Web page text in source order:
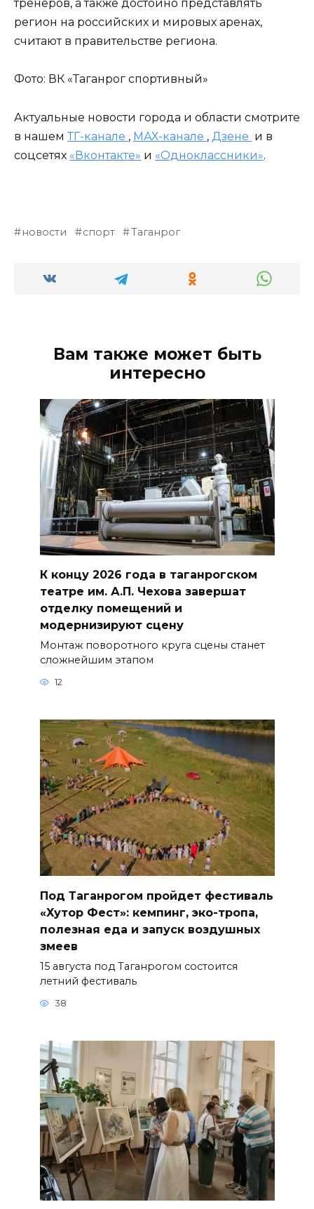
тренеров, а также достойно представлять
регион на российских и мировых аренах,
считают в правительстве региона.
Фото: ВК «Таганрог спортивный»
Актуальные новости города и области смотрите
в нашем ТГ-канале , МАХ-канале , Дзене и в
соцсетях «Вконтакте» и «Одноклассники».
новости спорт Таганрог
Вам также может быть
интересно
К концу 2026 года в таганрогском
театре им. А.П. Чехова завершат
отделку помещений и
модернизируют сцену
Монтаж поворотного круга сцены станет
сложнейшим этапом
12
Под Таганрогом пройдет фестиваль
«Хутор Фест»: кемпинг, эко-тропа,
полезная еда и запуск воздушных
змеев
15 августа под Таганрогом состоится
летний фестиваль
38